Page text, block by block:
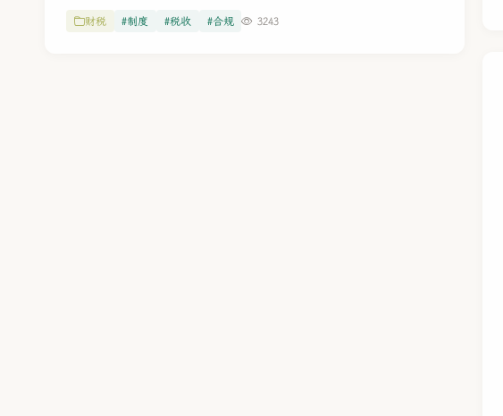
并提供合规建议，助力企业适应新税制。
财税 #制度 #税收 #合规 3243